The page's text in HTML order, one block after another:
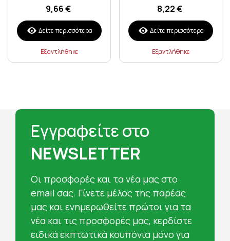
9,66 €
Δείτε περισσότερα
Εξαντλήθηκε
8,22 €
Δείτε περισσότερα
Εξαντλήθηκε
Εγγραφείτε στο
NEWSLETTER
Oι προσφορές και τα νέα μας στο
email σας. Γίνετε μέλος της παρέας
μας και ενημερωθείτε πρώτοι για τα
νέα και τις προσφορές μας, κερδίστε
ειδικά εκπτωτικά κουπόνια μόνο για